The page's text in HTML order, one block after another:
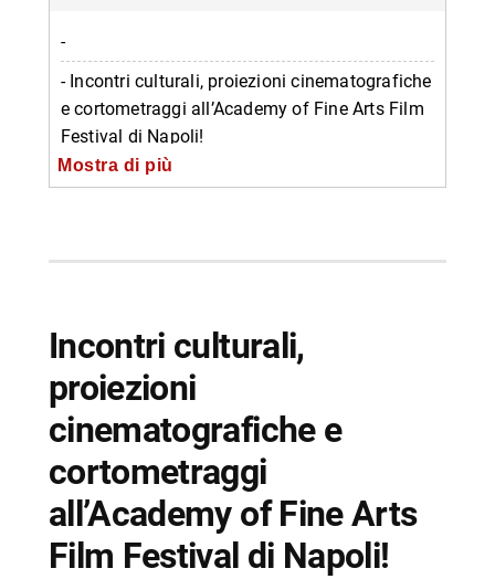
-
- Incontri culturali, proiezioni cinematografiche
e cortometraggi all’Academy of Fine Arts Film
Festival di Napoli!
-- Programma Academy of Fine Arts Film
Mostra di più
Incontri culturali,
proiezioni
cinematografiche e
cortometraggi
all’Academy of Fine Arts
Film Festival di Napoli!